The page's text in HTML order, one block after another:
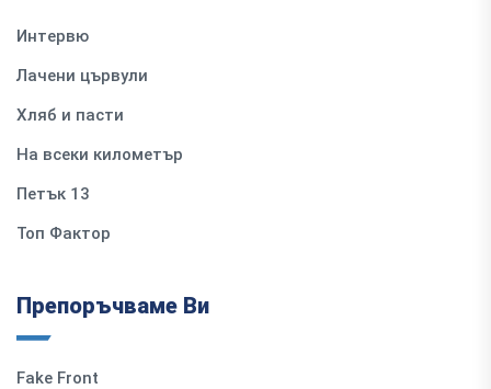
Интервю
Лачени цървули
Хляб и пасти
На всеки километър
Петък 13
Топ Фактор
Препоръчваме Ви
Fake Front